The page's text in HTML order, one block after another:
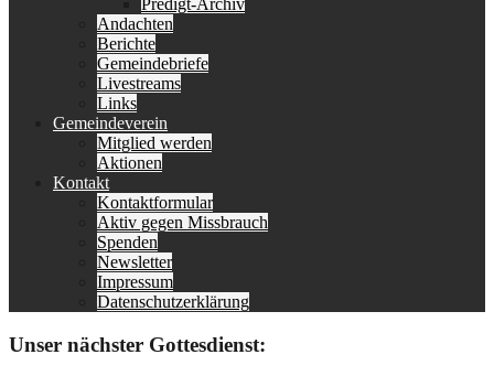
Predigt-Archiv
Andachten
Berichte
Gemeindebriefe
Livestreams
Links
Gemeindeverein
Mitglied werden
Aktionen
Kontakt
Kontaktformular
Aktiv gegen Missbrauch
Spenden
Newsletter
Impressum
Datenschutzerklärung
Unser nächster Gottesdienst: